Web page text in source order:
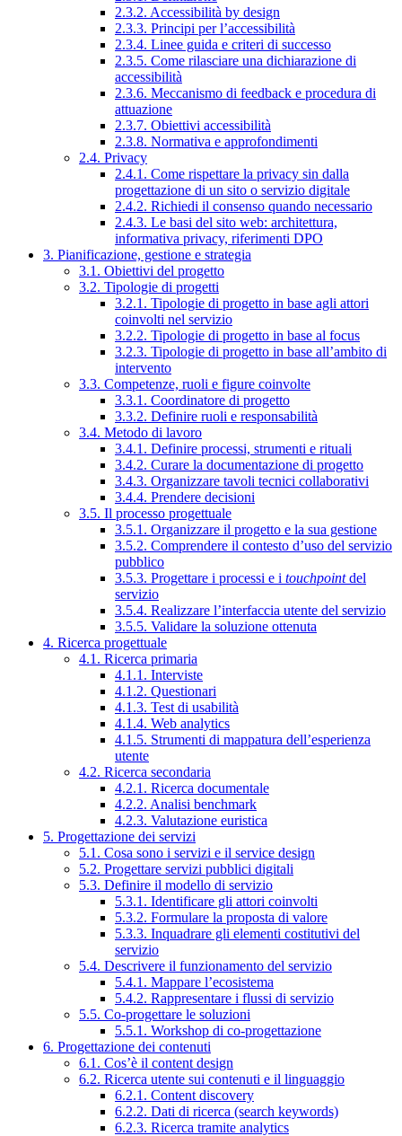
2.3.2. Accessibilità by design
2.3.3. Principi per l’accessibilità
2.3.4. Linee guida e criteri di successo
2.3.5. Come rilasciare una dichiarazione di
accessibilità
2.3.6. Meccanismo di feedback e procedura di
attuazione
2.3.7. Obiettivi accessibilità
2.3.8. Normativa e approfondimenti
2.4. Privacy
2.4.1. Come rispettare la privacy sin dalla
progettazione di un sito o servizio digitale
2.4.2. Richiedi il consenso quando necessario
2.4.3. Le basi del sito web: architettura,
informativa privacy, riferimenti DPO
3. Pianificazione, gestione e strategia
3.1. Obiettivi del progetto
3.2. Tipologie di progetti
3.2.1. Tipologie di progetto in base agli attori
coinvolti nel servizio
3.2.2. Tipologie di progetto in base al focus
3.2.3. Tipologie di progetto in base all’ambito di
intervento
3.3. Competenze, ruoli e figure coinvolte
3.3.1. Coordinatore di progetto
3.3.2. Definire ruoli e responsabilità
3.4. Metodo di lavoro
3.4.1. Definire processi, strumenti e rituali
3.4.2. Curare la documentazione di progetto
3.4.3. Organizzare tavoli tecnici collaborativi
3.4.4. Prendere decisioni
3.5. Il processo progettuale
3.5.1. Organizzare il progetto e la sua gestione
3.5.2. Comprendere il contesto d’uso del servizio
pubblico
3.5.3. Progettare i processi e i touchpointdel
servizio
3.5.4. Realizzare l’interfaccia utente del servizio
3.5.5. Validare la soluzione ottenuta
4. Ricerca progettuale
4.1. Ricerca primaria
4.1.1. Interviste
4.1.2. Questionari
4.1.3. Test di usabilità
4.1.4. Web analytics
4.1.5. Strumenti di mappatura dell’esperienza
utente
4.2. Ricerca secondaria
4.2.1. Ricerca documentale
4.2.2. Analisi benchmark
4.2.3. Valutazione euristica
5. Progettazione dei servizi
5.1. Cosa sono i servizi e il service design
5.2. Progettare servizi pubblici digitali
5.3. Definire il modello di servizio
5.3.1. Identificare gli attori coinvolti
5.3.2. Formulare la proposta di valore
5.3.3. Inquadrare gli elementi costitutivi del
servizio
5.4. Descrivere il funzionamento del servizio
5.4.1. Mappare l’ecosistema
5.4.2. Rappresentare i flussi di servizio
5.5. Co-progettare le soluzioni
5.5.1. Workshop di co-progettazione
6. Progettazione dei contenuti
6.1. Cos’è il content design
6.2. Ricerca utente sui contenuti e il linguaggio
6.2.1. Content discovery
6.2.2. Dati di ricerca (search keywords)
6.2.3. Ricerca tramite analytics